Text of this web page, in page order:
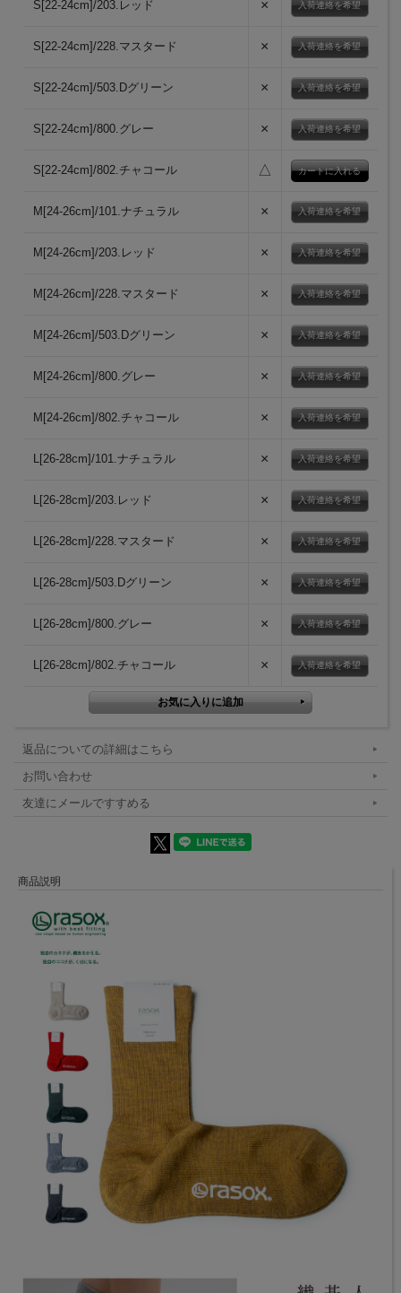
S[22-24cm]/203.レッド × 入荷連絡を希望
S[22-24cm]/228.マスタード × 入荷連絡を希望
S[22-24cm]/503.Dグリーン × 入荷連絡を希望
S[22-24cm]/800.グレー × 入荷連絡を希望
S[22-24cm]/802.チャコール △
M[24-26cm]/101.ナチュラル × 入荷連絡を希望
M[24-26cm]/203.レッド × 入荷連絡を希望
M[24-26cm]/228.マスタード × 入荷連絡を希望
M[24-26cm]/503.Dグリーン × 入荷連絡を希望
M[24-26cm]/800.グレー × 入荷連絡を希望
M[24-26cm]/802.チャコール × 入荷連絡を希望
L[26-28cm]/101.ナチュラル × 入荷連絡を希望
L[26-28cm]/203.レッド × 入荷連絡を希望
L[26-28cm]/228.マスタード × 入荷連絡を希望
L[26-28cm]/503.Dグリーン × 入荷連絡を希望
L[26-28cm]/800.グレー × 入荷連絡を希望
L[26-28cm]/802.チャコール × 入荷連絡を希望
返品についての詳細はこちら
お問い合わせ
友達にメールですすめる
商品説明